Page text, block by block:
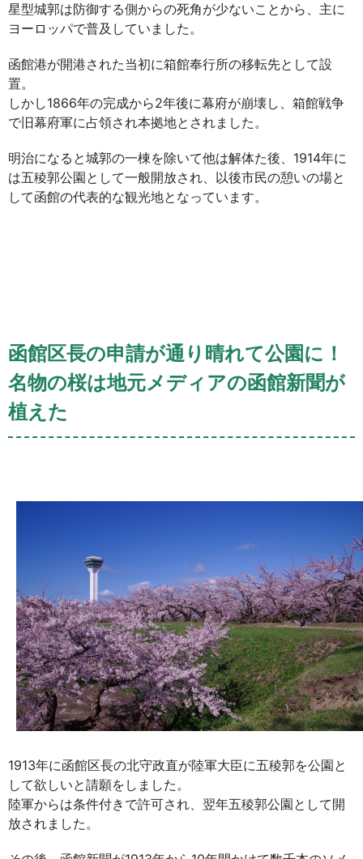
星型城郭は防御する側からの死角が少ないことから、主に
ヨーロッパで普及していました。
函館港が開港された当初に箱館奉行所の移転先として設
置。
しかし1866年の完成から2年後に幕府が崩壊し、箱館戦争
で旧幕府軍に占領され本拠地とされました。
明治になると城郭の一棟を除いて他は解体た後、1914年に
は五稜郭公園として一般開放され、以後市民の憩いの場と
して函館の代表的な観光地となっています。
函館区長の申請が通り晴れて公園に！
名物の桜は地元メディアの函館新聞が
植えた
1913年に函館区長の北守政直が陸軍大臣に五稜郭を公園と
して欲しいと請願をしました。
陸軍からは条件付きで許可され、翌年五稜郭公園として開
放されました。